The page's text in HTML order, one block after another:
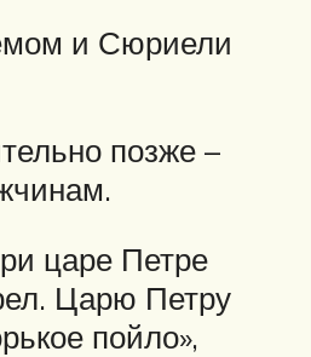
и Сюриели
позже –
царе Петре
Царю Петру
пойло»,